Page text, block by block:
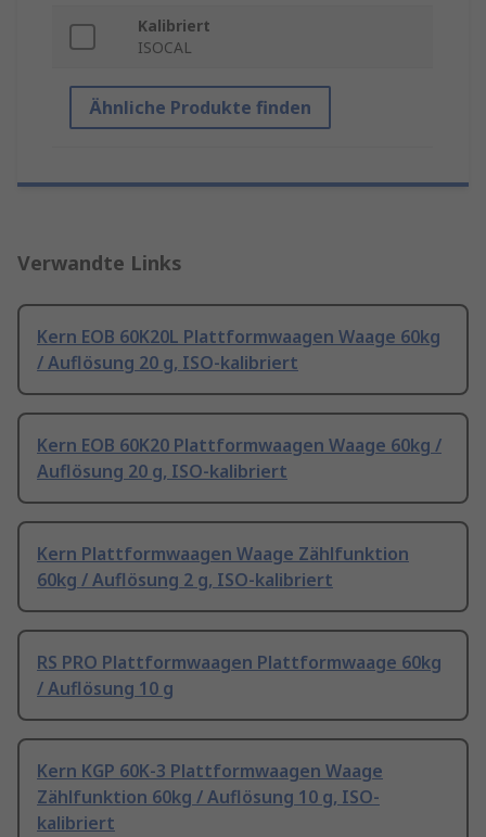
Kalibriert
ISOCAL
Ähnliche Produkte finden
Verwandte Links
Kern EOB 60K20L Plattformwaagen Waage 60kg
/ Auflösung 20 g, ISO-kalibriert
Kern EOB 60K20 Plattformwaagen Waage 60kg /
Auflösung 20 g, ISO-kalibriert
Kern Plattformwaagen Waage Zählfunktion
60kg / Auflösung 2 g, ISO-kalibriert
RS PRO Plattformwaagen Plattformwaage 60kg
/ Auflösung 10 g
Kern KGP 60K-3 Plattformwaagen Waage
Zählfunktion 60kg / Auflösung 10 g, ISO-
kalibriert